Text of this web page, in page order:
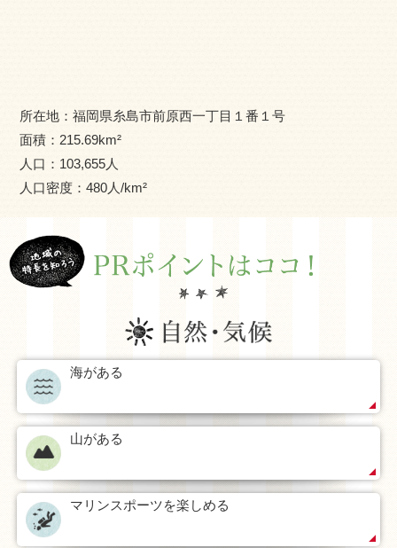
九州大学を核とした知の拠点づくりの一翼を担っていま
す。あわせて、住環境や情報インフラなどの都市基盤の整
備、知的資源を生かした企業や研究所の誘致、地域の国際
化など、あらゆる分野で九州大学との連携・交流を図りな
所在地：福岡県糸島市前原西一丁目１番１号
面積： 215.69km²
人口： 103,655人
人口密度：480人/km²
海がある
山がある
マリンスポーツを楽しめる